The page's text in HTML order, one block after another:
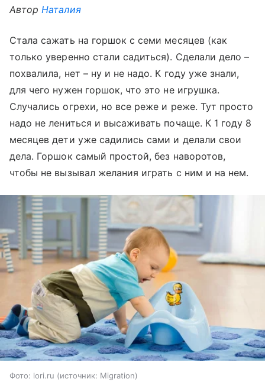
АвторНаталия
Стала сажать на горшок с семи месяцев (как
только уверенно стали садиться). Сделали дело –
похвалила, нет – ну и не надо. К году уже знали,
для чего нужен горшок, что это не игрушка.
Случались огрехи, но все реже и реже. Тут просто
надо не лениться и высаживать почаще. К 1 году 8
месяцев дети уже садились сами и делали свои
дела. Горшок самый простой, без наворотов,
чтобы не вызывал желания играть с ним и на нем.
Фото: lori.ru источник: Migration